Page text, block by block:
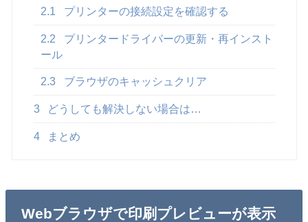
2.1 プリンターの接続設定を確認する
2.2
プリンタードライバーの更新・再インスト
ール
2.3 ブラウザのキャッシュクリア
3 どうしても解決しない場合は…
4 まとめ
Webブラウザで印刷プレビューが表示